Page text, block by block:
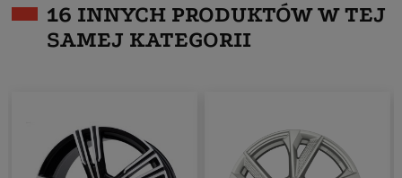
16 INNYCH PRODUKTÓW W TEJ
SAMEJ KATEGORII